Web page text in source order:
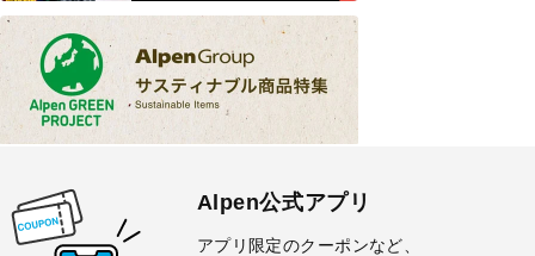
Alpen公式アプリ
アプリ限定のクーポンなど、